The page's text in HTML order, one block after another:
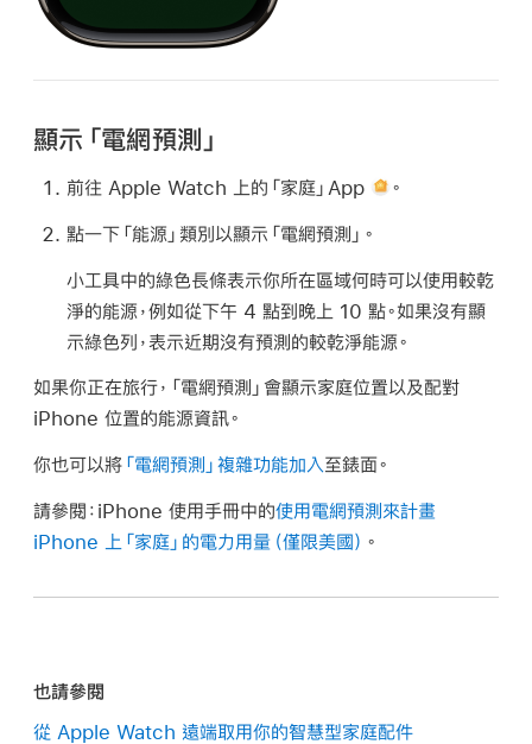
顯示「電網預測」
前往 Apple Watch 上的「家庭」App 。
點一下「能源」類別以顯示「電網預測」。
小工具中的綠色長條表示你所在區域何時可以使用較乾
淨的能源，例如從下午 4 點到晚上 10 點。如果沒有顯
示綠色列，表示近期沒有預測的較乾淨能源。
如果你正在旅行，「電網預測」會顯示家庭位置以及配對
iPhone 位置的能源資訊。
你也可以將 「電網預測」複雜功能加入至錶面。
請參閱：iPhone 使用手冊中的使用電網預測來計畫
iPhone 上「家庭」的電力用量（僅限美國） 。
也請參閱
從 Apple Watch 遠端取用你的智慧型家庭配件